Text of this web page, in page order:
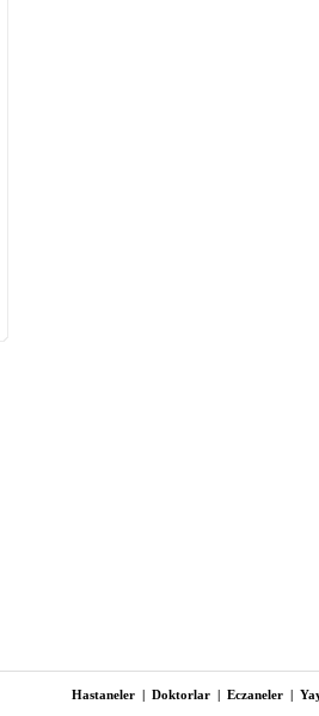
Hastaneler | Doktorlar | Eczaneler |